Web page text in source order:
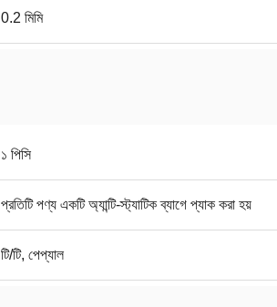
0.2 মিমি
১ পিসি
প্রতিটি পণ্য একটি অ্যান্টি-স্ট্যাটিক ব্যাগে প্যাক করা হয়
টি/টি, পেপ্যাল